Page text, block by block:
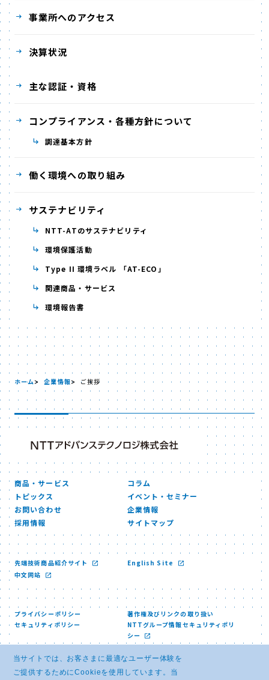
事業所へのアクセス
決算状況
主な認証・資格
コンプライアンス・各種方針について
調達基本方針
働く環境への取り組み
サステナビリティ
NTT-ATのサステナビリティ
環境保護活動
Type II 環境ラベル 「AT-ECO」
関連商品・サービス
環境報告書
ホーム 企業情報 ご挨拶
商品・サービス
コラム
トピックス
イベント・セミナー
お問い合わせ
企業情報
採用情報
サイトマップ
先端技術商品紹介サイト
English Site
中文网站
プライバシーポリシー
著作権及びリンクの取り扱い
セキュリティポリシー
NTTグループ情報セキュリティポリ
シー
当サイトでは、お客さまに最適なユーザー体験を
ご提供するためにCookieを使用しています。当